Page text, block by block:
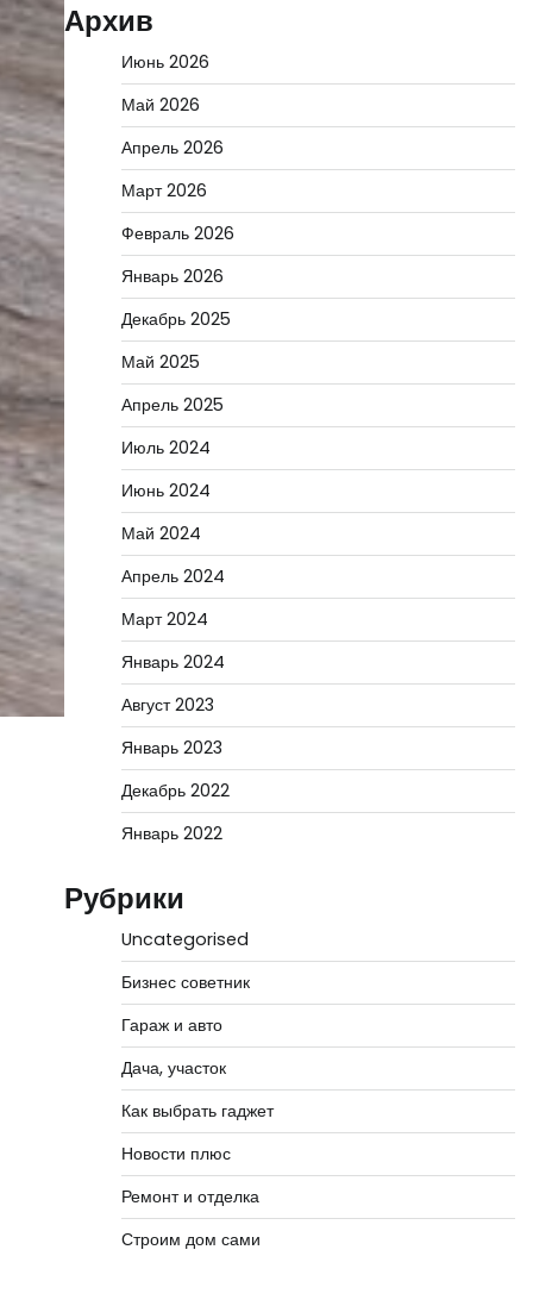
Архив
Июнь 2026
Май 2026
Апрель 2026
Март 2026
Февраль 2026
Январь 2026
Декабрь 2025
Май 2025
Апрель 2025
Июль 2024
Июнь 2024
Май 2024
Апрель 2024
Март 2024
Январь 2024
Август 2023
Январь 2023
Декабрь 2022
Январь 2022
Рубрики
Uncategorised
Бизнес советник
Гараж и авто
Дача, участок
Как выбрать гаджет
Новости плюс
Ремонт и отделка
Строим дом сами